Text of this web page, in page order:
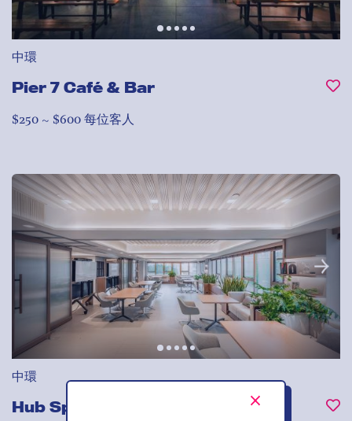
中環
Pier 7 Café & Bar
$250 ~ $600 每位客人
中環
Hub Space on Duddell Street